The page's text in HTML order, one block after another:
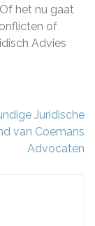
het nu gaat
of
Advies
Juridische
van Coemans
Advocaten